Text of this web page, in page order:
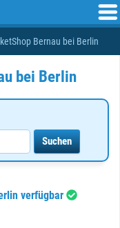
Bernau bei Berlin
bei Berlin
verfügbar